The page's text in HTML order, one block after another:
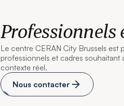
Professionnels
Le centre CERAN City Brussels est
professionnels et cadres
contexte réel.
Nous contacter